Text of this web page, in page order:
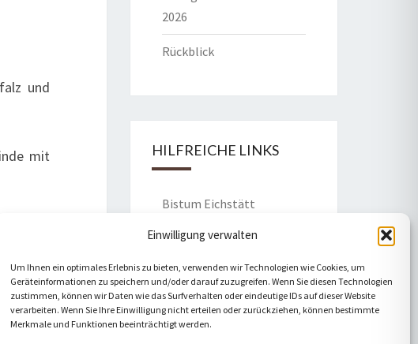
Einwilligung verwalten
Um Ihnen ein optimales Erlebnis zu bieten, verwenden wir Technologien wie Cookies, um
Geräteinformationen zu speichern und/oder darauf zuzugreifen. Wenn Sie diesen Technologien
zustimmen, können wir Daten wie das Surfverhalten oder eindeutige IDs auf dieser Website
verarbeiten. Wenn Sie Ihre Einwilligung nicht erteilen oder zurückziehen, können bestimmte
Merkmale und Funktionen beeinträchtigt werden.
und
mit
Ort
der
2026
Rückblick
HILFREICHE LINKS
Bistum Eichstätt
Caritas Verband
Katholische Kirche
Telefonseelsorge